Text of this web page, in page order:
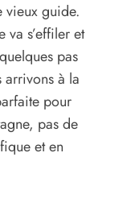
vieux guide.
va s’effiler et
pas
arrivons à la
pour
pas de
et en